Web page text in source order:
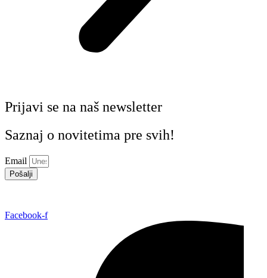
Prijavi se na naš newsletter
Saznaj o novitetima pre svih!
Email
Pošalji
Facebook-f